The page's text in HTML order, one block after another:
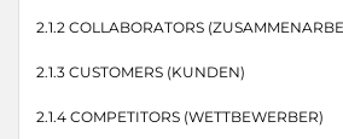
2.1.2 COLLABORATORS
2.1.3 CUSTOMERS (KUNDEN)
2.1.4 COMPETITORS (WETTBEWERBER)